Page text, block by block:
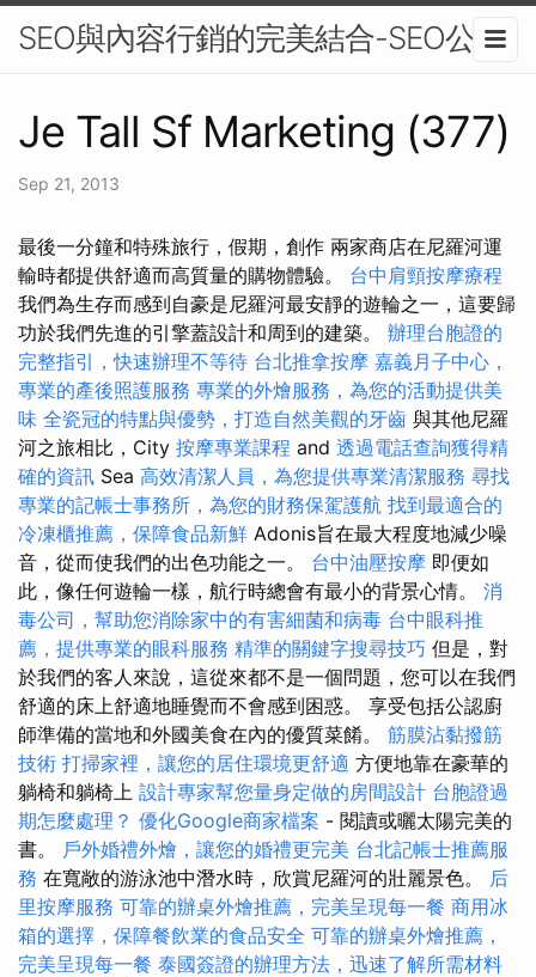
SEO與內容行銷的完美結合-SEO公司
Je Tall Sf Marketing (377)
Sep 21, 2013
最後一分鐘和特殊旅行，假期，創作 兩家商店在尼羅河運
輸時都提供舒適而高質量的購物體驗。 台中肩頸按摩療程
我們為生存而感到自豪是尼羅河最安靜的遊輪之一，這要歸
功於我們先進的引擎蓋設計和周到的建築。 辦理台胞證的
完整指引，快速辦理不等待 台北推拿按摩 嘉義月子中心，
專業的產後照護服務 專業的外燴服務，為您的活動提供美
味 全瓷冠的特點與優勢，打造自然美觀的牙齒 與其他尼羅
河之旅相比，City 按摩專業課程 and 透過電話查詢獲得精
確的資訊 Sea 高效清潔人員，為您提供專業清潔服務 尋找
專業的記帳士事務所，為您的財務保駕護航 找到最適合的
冷凍櫃推薦，保障食品新鮮 Adonis旨在最大程度地減少噪
音，從而使我們的出色功能之一。 台中油壓按摩 即便如
此，像任何遊輪一樣，航行時總會有最小的背景心情。 消
毒公司，幫助您消除家中的有害細菌和病毒 台中眼科推
薦，提供專業的眼科服務 精準的關鍵字搜尋技巧 但是，對
於我們的客人來說，這從來都不是一個問題，您可以在我們
舒適的床上舒適地睡覺而不會感到困惑。 享受包括公認廚
師準備的當地和外國美食在內的優質菜餚。 筋膜沾黏撥筋
技術 打掃家裡，讓您的居住環境更舒適 方便地靠在豪華的
躺椅和躺椅上 設計專家幫您量身定做的房間設計 台胞證過
期怎麼處理？ 優化Google商家檔案 - 閱讀或曬太陽完美的
書。 戶外婚禮外燴，讓您的婚禮更完美 台北記帳士推薦服
務 在寬敞的游泳池中潛水時，欣賞尼羅河的壯麗景色。 后
里按摩服務 可靠的辦桌外燴推薦，完美呈現每一餐 商用冰
箱的選擇，保障餐飲業的食品安全 可靠的辦桌外燴推薦，
完美呈現每一餐 泰國簽證的辦理方法，迅速了解所需材料